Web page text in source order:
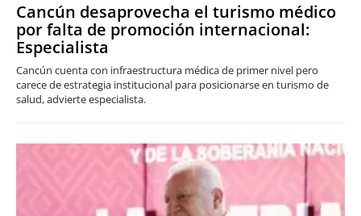
Cancún desaprovecha el turismo médico
por falta de promoción internacional:
Especialista
Cancún cuenta con infraestructura médica de primer nivel pero
carece de estrategia institucional para posicionarse en turismo de
salud, advierte especialista.